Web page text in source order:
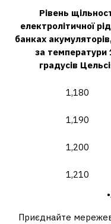
Рівень
електролітичної
банках акумуляторів
за температури
градусів
1,180
1,190
1,200
1,210
Приєднайте